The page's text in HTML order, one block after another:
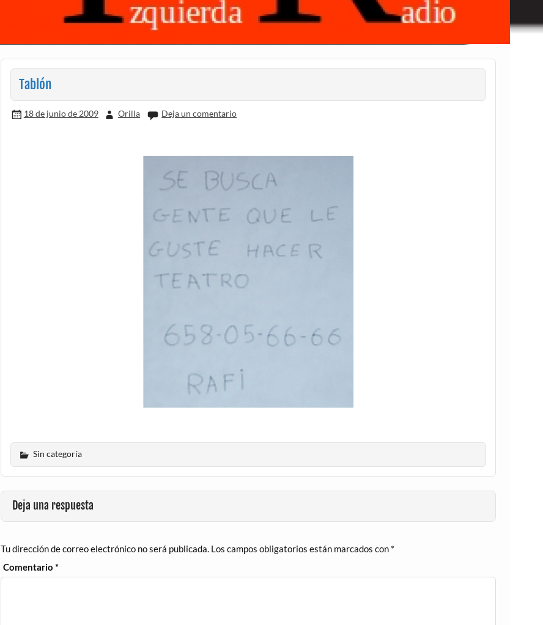
Tablón
18 de junio de 2009 Orilla Deja un comentario
Sin categoría
Deja una respuesta
Tu dirección de correo electrónico no será publicada. Los campos obligatorios están marcados con *
Comentario*